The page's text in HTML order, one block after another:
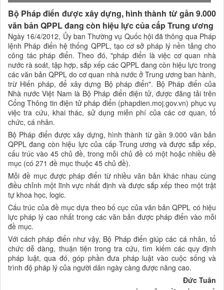
Bộ Pháp điển được xây dựng, hình thành từ gần 9.000
văn bản QPPL đang còn hiệu lực của cấp Trung ương
Ngày 16/4/2012, Ủy ban Thường vụ Quốc hội đã thông qua Pháp
lệnh Pháp điển hệ thống QPPL, tạo cơ sở pháp lý nền tảng cho
công tác pháp điển. Theo đó, "pháp điển là việc cơ quan nhà
nước rà soát, tập hợp, sắp xếp các QPPL đang còn hiệu lực trong
các văn bản QPPL do cơ quan nhà nước ở Trung ương ban hành,
trừ Hiến pháp, để xây dựng Bộ pháp điển". Bộ Pháp điển của
Nhà nước Việt Nam là Bộ Pháp điển điện tử, được đăng tải trên
Cổng Thông tin điện tử pháp điển (phapdien.moj.gov.vn) phục vụ
việc tra cứu, khai thác, sử dụng miễn phí của các cơ quan, tổ
chức, cá nhân.
Bộ Pháp điển được xây dựng, hình thành từ gần 9.000 văn bản
QPPL đang còn hiệu lực của cấp Trung ương và được sắp xếp,
cấu trúc vào 45 chủ đề, trong mỗi chủ đề có một hoặc nhiều đề
mục (có 271 đề mục thuộc 45 chủ đề).
Mỗi đề mục được pháp điển từ nhiều văn bản khác nhau cùng
điều chỉnh một lĩnh vực nhất định và được sắp xếp theo một trật
tự khoa học, logic.
Cấu trúc của đề mục dựa theo bố cục của văn bản QPPL có hiệu
lực pháp lý cao nhất trong các văn bản được pháp điển vào mỗi
đề mục.
Với cách pháp điển như vậy, Bộ Pháp điển giúp các cá nhân, tổ
chức dễ dàng, thuận tiện trong tra cứu, tìm kiếm các quy định
pháp luật, qua đó, góp phần đưa pháp luật vào cuộc sống và
trình độ pháp lý của người dân ngày càng được nâng cao.
Đức Tuân